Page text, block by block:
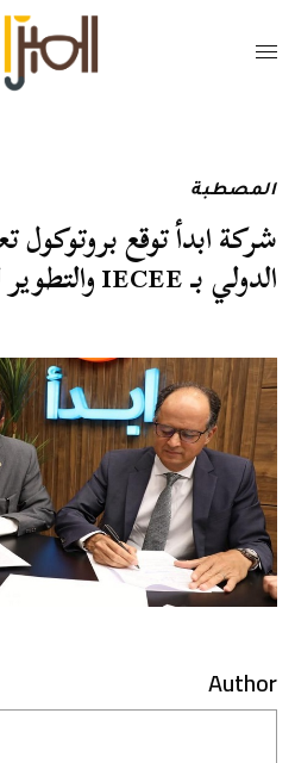
المصطبة
شركة ابدأ توقع بروتوكول
الدولي بـ IECEE والتطوير لمعمل بولي تكنيك
Author